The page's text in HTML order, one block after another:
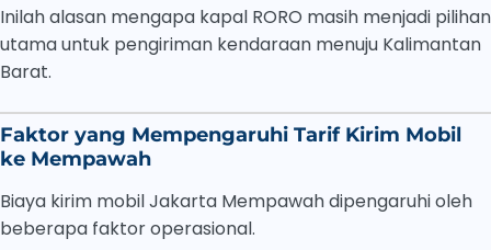
Inilah alasan mengapa kapal RORO masih menjadi pilihan
utama untuk pengiriman kendaraan menuju Kalimantan
Barat.
Faktor yang Mempengaruhi Tarif Kirim Mobil
ke Mempawah
Biaya kirim mobil Jakarta Mempawah dipengaruhi oleh
beberapa faktor operasional.